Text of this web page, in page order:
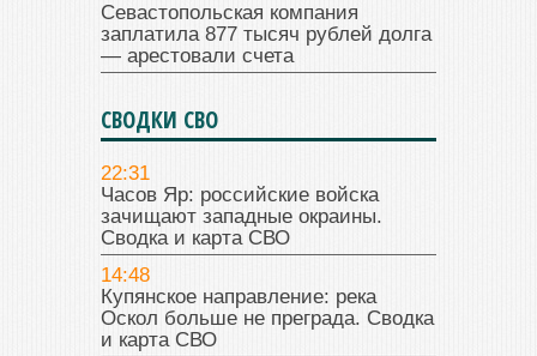
Севастопольская компания
заплатила 877 тысяч рублей долга
— арестовали счета
СВОДКИ СВО
22:31
Часов Яр: российские войска
зачищают западные окраины.
Сводка и карта СВО
14:48
Купянское направление: река
Оскол больше не преграда. Сводка
и карта СВО